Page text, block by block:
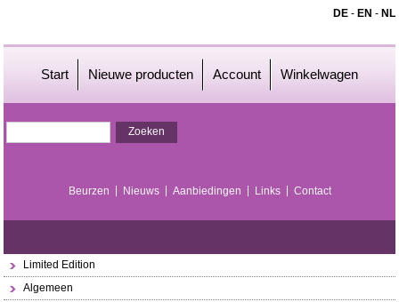
DE- EN - NL
Start Nieuwe producten Account Winkelwagen
Beurzen Nieuws Aanbiedingen Links Contact
Limited Edition
Algemeen